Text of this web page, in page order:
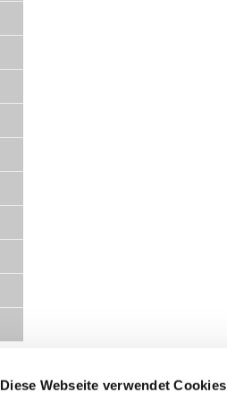
Diese Webseite verwendet Cookies